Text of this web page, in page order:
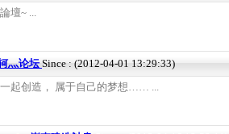
壇~ ...
灬论坛Since : (2012-04-01 13:29:33)
起创造， 属于自己的梦想…… ...